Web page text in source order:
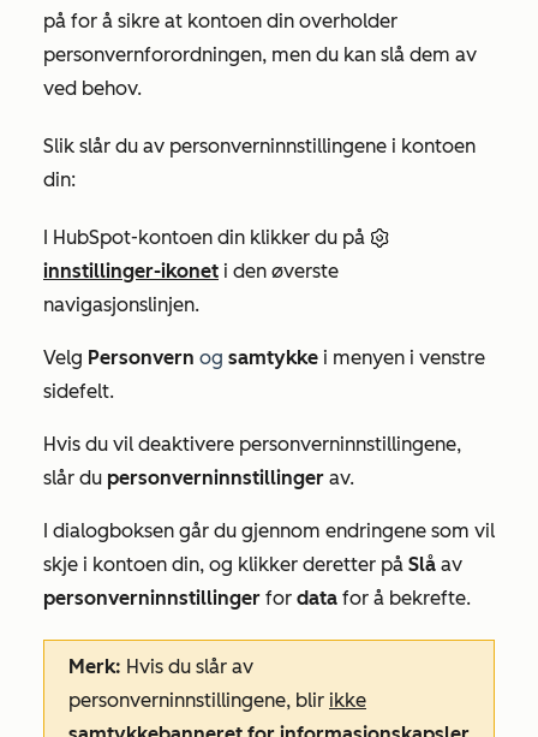
på for å sikre at kontoen din overholder
personvernforordningen, men du kan slå dem av
ved behov.
Slik slår du av personverninnstillingene i kontoen
din:
I HubSpot-kontoen din klikker du på
innstillinger-ikonet i den øverste
navigasjonslinjen.
Velg Personvern og samtykke i menyen i venstre
sidefelt.
Hvis du vil deaktivere personverninnstillingene,
slår du personverninnstillinger av.
I dialogboksen går du gjennom endringene som vil
skje i kontoen din, og klikker deretter på Slå av
personverninnstillinger for data for å bekrefte.
Merk: Hvis du slår av
personverninnstillingene, blir ikke